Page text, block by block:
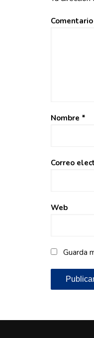
Comentario
Nombre *
Correo
Web
Guarda